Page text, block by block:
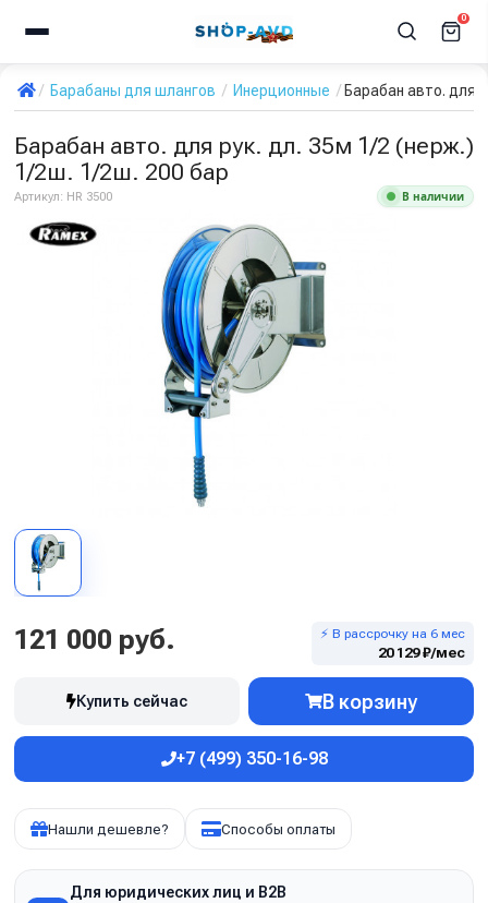
0
Барабаны для шлангов Инерционные Барабан авто. для
Барабан авто. для рук. дл. 35м 1/2 (нерж.)
1/2ш. 1/2ш. 200 бар
Артикул: HR 3500 В наличии
121 000 руб. ⚡ В рассрочку на 6 мес
20 129 ₽/мес
Купить сейчас В корзину
+7 (499) 350-16-98
Нашли дешевле? Способы оплаты
Для юридических лиц и B2B